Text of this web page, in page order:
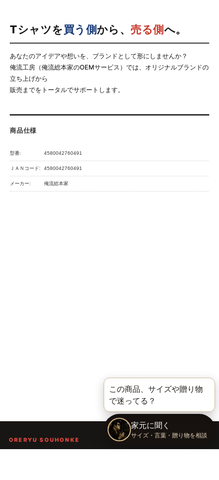
Tシャツを買う側から、売る側へ。
あなたのアイデアや想いを、ブランドとして形にしませんか？
俺流工房（俺流総本家のOEMサービス）では、オリジナルブランドの
立ち上げから
販売までをトータルでサポートします。
商品仕様
型番: 4580042760491
ＪＡＮコード: 4580042760491
メーカー: 俺流総本家
ORERYU SOUHONKE